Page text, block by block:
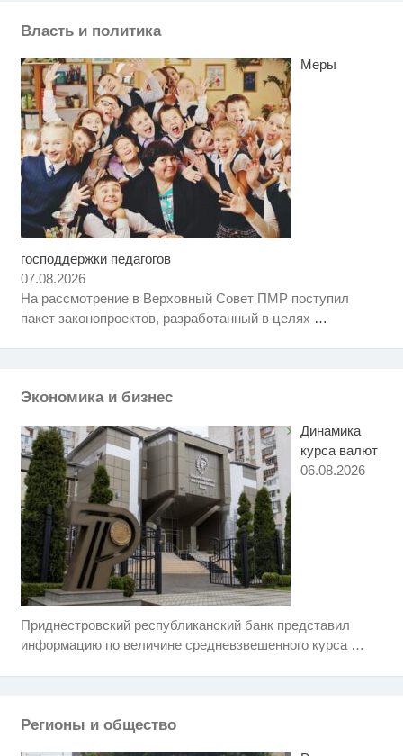
Власть и политика
Меры
господдержки педагогов
07.08.2026
На рассмотрение в Верховный Совет ПМР поступил
пакет законопроектов, разработанный в целях …
Экономика и бизнес
Динамика
курса валют
06.08.2026
Приднестровский республиканский банк представил
информацию по величине средневзвешенного курса …
Регионы и общество
Ролик длится пару секунд, но
Королева вагона отожгла! Видео
не оставит равнодушным
i
Этот танец невесты оставит вас
Никогда не храните огурцы в
Публичный удар Зеленскому от